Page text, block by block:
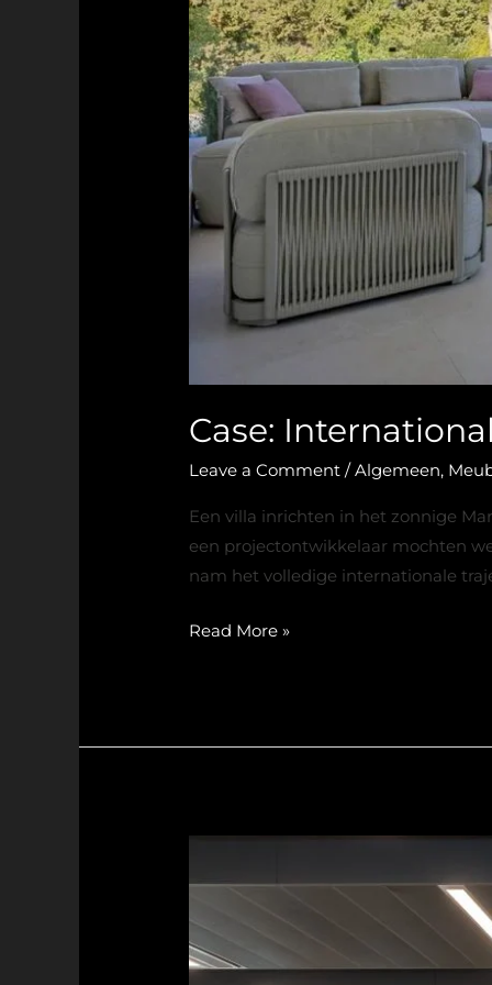
Case:
Leave a Comment /Algemeen,
Een villa inrichten in het zonnige
een projectontwikkelaar mochten
nam het volledige internationale
Read More »
Mercedes-
CAC:
herhuisvesting